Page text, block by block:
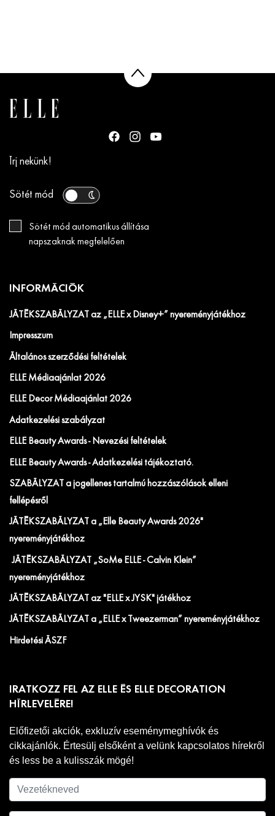
Írj nekünk!
Sötét mód
Sötét mód automatikus állítása
napszaknak megfelelően
INFORMÁCIÓK
JÁTÉKSZABÁLYZAT az „ELLE x Disney+” nyereményjátékhoz
Impresszum
Általános szerződési feltételek
ELLE Médiaajánlat 2026
ELLE Decor Médiaajánlat 2026
Adatkezelési szabályzat
ELLE Beauty Awards - Nevezési feltételek
ELLE Beauty Awards - Adatkezelési tájékoztató.
SZABÁLYZAT a jogellenes tartalmú hozzászólások elleni
fellépésről
JÁTÉKSZABÁLYZAT a „Elle Beauty Awards 2026"
nyereményjátékhoz
JÁTÉKSZABÁLYZAT „SoMe ELLE - Calvin Klein”
nyereményjátékhoz
JÁTÉKSZABÁLYZAT az "ELLE x JYSK" játékhoz
JÁTÉKSZABÁLYZAT a „ELLE x Tweezerman” nyereményjátékhoz
Hirdetési ÁSZF
IRATKOZZ FEL AZ ELLE ÉS ELLE DECORATION
HÍRLEVELÉRE!
Előfizetői akciók, exkluzív eseménymeghívók és
cikkajánlók. Értesülj elsőként a velünk kapcsolatos hírekről
és less be a kulisszák mögé!